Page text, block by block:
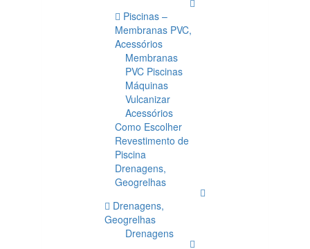
Piscinas –
Membranas PVC,
Acessórios
Membranas
PVC Piscinas
Máquinas
Vulcanizar
Acessórios
Como Escolher
Revestimento de
Piscina
Drenagens,
Geogrelhas
Drenagens,
Geogrelhas
Drenagens